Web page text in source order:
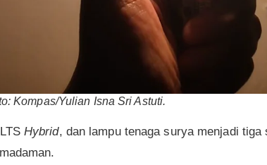
Kompas/Yulian Isna Sri Astuti.
Hybrid, dan lampu tenaga surya menjadi